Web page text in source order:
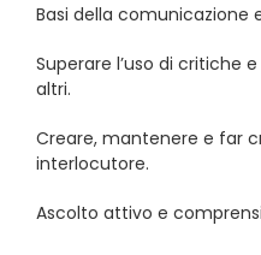
Basi della comunicazione
Superare l’uso di critiche
altri.
Creare, mantenere e far
interlocutore.
Ascolto attivo e